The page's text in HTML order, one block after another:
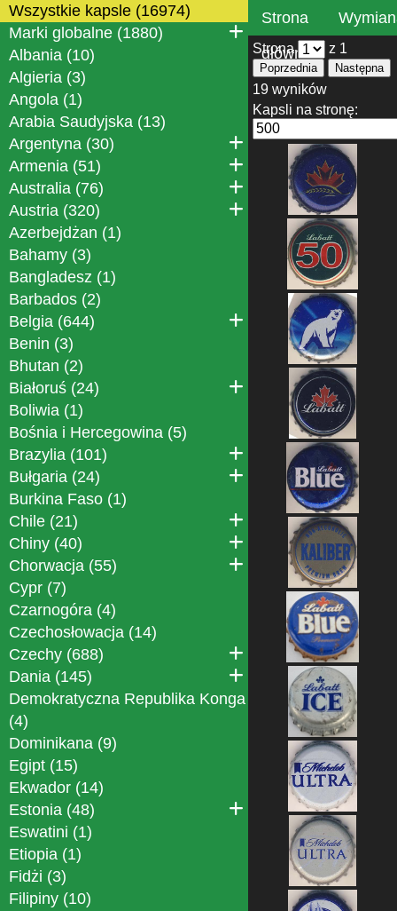
Wszystkie kapsle (16974)
Marki globalne (1880)
Albania (10)
Algieria (3)
Angola (1)
Arabia Saudyjska (13)
Argentyna (30)
Armenia (51)
Australia (76)
Austria (320)
Azerbejdżan (1)
Bahamy (3)
Bangladesz (1)
Barbados (2)
Belgia (644)
Benin (3)
Bhutan (2)
Białoruś (24)
Boliwia (1)
Bośnia i Hercegowina (5)
Brazylia (101)
Bułgaria (24)
Burkina Faso (1)
Chile (21)
Chiny (40)
Chorwacja (55)
Cypr (7)
Czarnogóra (4)
Czechosłowacja (14)
Czechy (688)
Dania (145)
Demokratyczna Republika Konga
(4)
Dominikana (9)
Egipt (15)
Ekwador (14)
Estonia (48)
Eswatini (1)
Etiopia (1)
Fidżi (3)
Filipiny (10)
Strona
główna
Strona z 1
Poprzednia Następna
19 wyników
Kapsli na stronę: